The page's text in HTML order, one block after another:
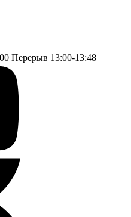
Перерыв 13:00-13:48